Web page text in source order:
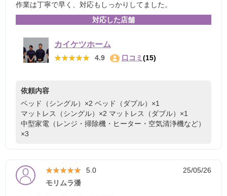
作業は丁寧で早く、対応もしっかりしてました。
対応した店舗
カイケツホーム
★★★★★
★★★★★ 4.9 口コミ (15)
依頼内容
ベッド（シングル）×2 ベッド（ダブル）×1
マットレス（シングル）×2 マットレス（ダブル）×1
中型家電（レンジ・掃除機・ヒーター・空気清浄機など）
×3
★★★★★
★★★★★ 5.0
25/05/26
モリムラ潘